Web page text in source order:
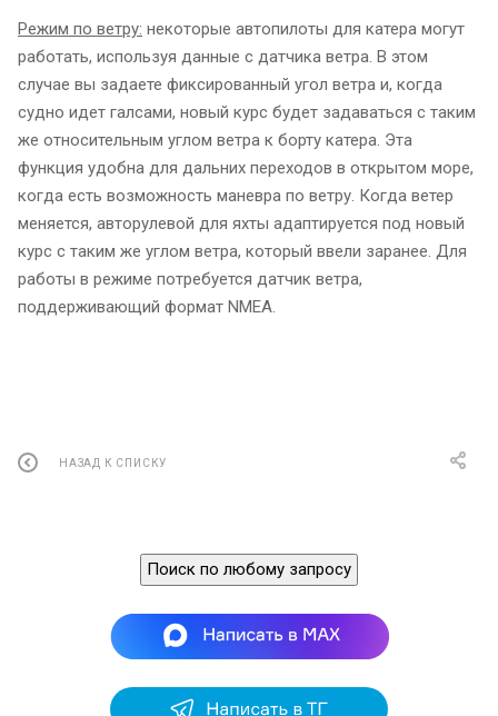
Режим по ветру: некоторые автопилоты для катера могут
работать, используя данные с датчика ветра. В этом
случае вы задаете фиксированный угол ветра и, когда
судно идет галсами, новый курс будет задаваться с таким
же относительным углом ветра к борту катера. Эта
функция удобна для дальних переходов в открытом море,
когда есть возможность маневра по ветру. Когда ветер
меняется, авторулевой для яхты адаптируется под новый
курс с таким же углом ветра, который ввели заранее. Для
работы в режиме потребуется датчик ветра,
поддерживающий формат NMEA.
НАЗАД К СПИСКУ
Поиск по любому запросу